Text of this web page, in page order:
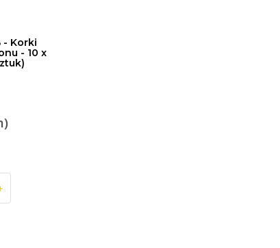
- Korki
- 10 x